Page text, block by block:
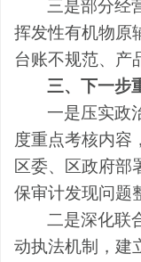
三是部分经
挥发性有机物原
台账不规范、产
三、下一步
一是压实政
度重点考核内容
区委、区政府部
保审计发现问题
二是深化联
动执法机制，建